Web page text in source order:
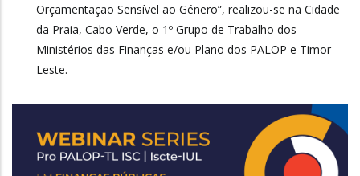
Orçamentação Sensível ao Género”, realizou-se na Cidade
da Praia, Cabo Verde, o 1º Grupo de Trabalho dos
Ministérios das Finanças e/ou Plano dos PALOP e Timor-
Leste.